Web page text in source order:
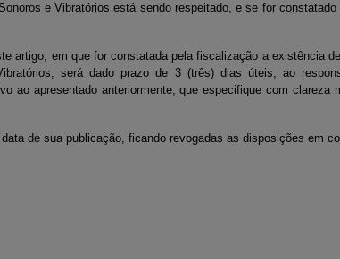
e Vibratórios está sendo respeitado, e se for
artigo, em que for constatada pela fiscalização a existência
será dado prazo de 3 (três) dias úteis, ao
ao apresentado anteriormente, que especifique com clareza
de sua publicação, ficando revogadas as disposições em